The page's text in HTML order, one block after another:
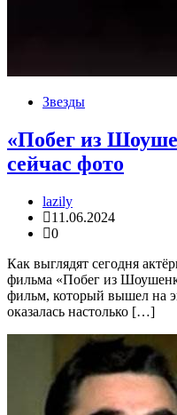
Звезды
«Побег из
сейчас фото
lazily
11.06.2024
0
Как выглядят сегодня
фильма «Побег из
фильм, который вышел на
оказалась настолько […]